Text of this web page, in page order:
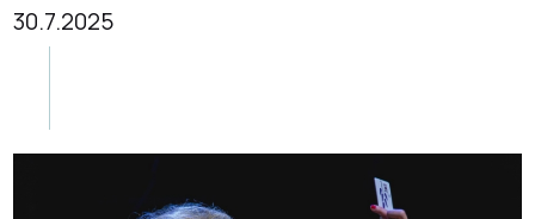
30.7.2025